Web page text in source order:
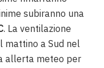
subiranno una
. La ventilazione
mattino a Sud nel
allerta meteo per